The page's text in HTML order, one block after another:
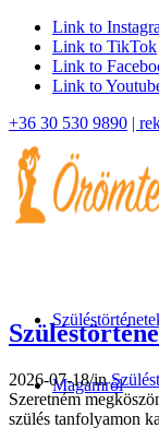
Link to
Link to TikTok
Link to
Link to
+36 30 530 9890 |
Magamról
2026-07-18/in
Szeretném
szülés tanfolyamon